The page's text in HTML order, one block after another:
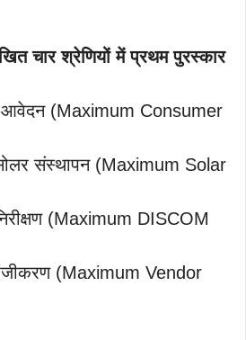
चार श्रेणियों में प्रथम पुरस्कार
आवेदन (Maximum Consumer
संस्थापन (Maximum Solar
(Maximum DISCOM
(Maximum Vendor